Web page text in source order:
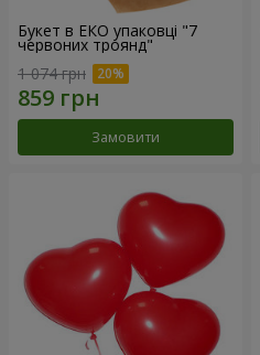
Букет в ЕКО упаковці "7
червоних троянд"
1 074 грн
Замовити